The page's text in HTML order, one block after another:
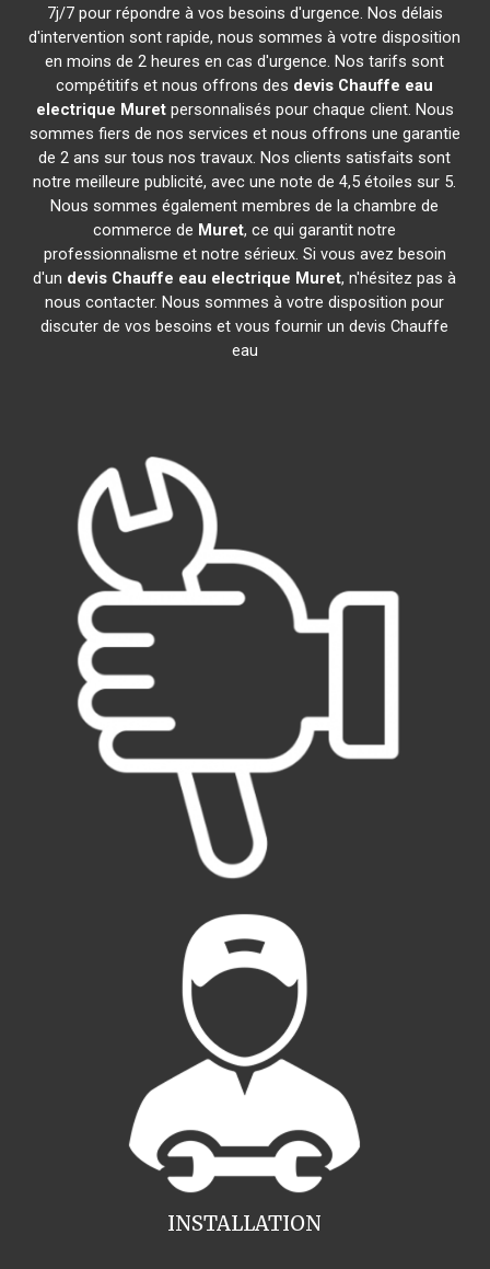
7j/7 pour répondre à vos besoins d'urgence. Nos délais
d'intervention sont rapide, nous sommes à votre disposition
en moins de 2 heures en cas d'urgence. Nos tarifs sont
compétitifs et nous offrons des devis Chauffe eau
electrique Muretpersonnalisés pour chaque client. Nous
sommes fiers de nos services et nous offrons une garantie
de 2 ans sur tous nos travaux. Nos clients satisfaits sont
notre meilleure publicité, avec une note de 4,5 étoiles sur 5.
Nous sommes également membres de la chambre de
commerce de Muret, ce qui garantit notre
professionnalisme et notre sérieux. Si vous avez besoin
d'un devis Chauffe eau electrique Muret, n'hésitez pas à
nous contacter. Nous sommes à votre disposition pour
discuter de vos besoins et vous fournir un devis Chauffe
eau
INSTALLATION